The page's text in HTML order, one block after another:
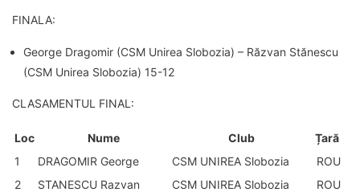
FINALA:
George Dragomir (CSM Unirea Slobozia) – Răzvan Stănescu
(CSM Unirea Slobozia) 15-12
CLASAMENTUL FINAL:
Loc Nume Club
Țară
1
DRAGOMIR George CSM UNIREA Slobozia
ROU
2
STANESCU Razvan CSM UNIREA Slobozia
ROU